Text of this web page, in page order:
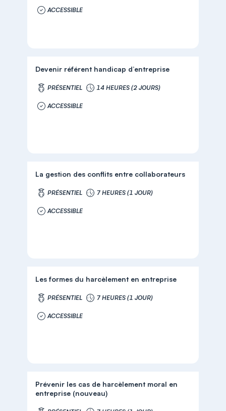
ACCESSIBLE
Devenir référent handicap d’entreprise
PRÉSENTIEL 14 HEURES (2 JOURS)
ACCESSIBLE
La gestion des conflits entre collaborateurs
PRÉSENTIEL 7 HEURES (1 JOUR)
ACCESSIBLE
Les formes du harcèlement en entreprise
PRÉSENTIEL 7 HEURES (1 JOUR)
ACCESSIBLE
Prévenir les cas de harcèlement moral en
entreprise (nouveau)